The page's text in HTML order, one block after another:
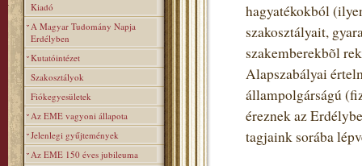
Kiadó
A Magyar Tudomány Napja
Erdélyben
Kutatóintézet
Szakosztályok
Fiókegyesületek
Az EME vagyoni állapota
Jelenlegi gyűjtemények
Az EME 150 éves jubileuma
hagyatékokból
szakosztályait,
szakemberekbõl
Alapszabályai
állampolgárságú
éreznek az
tagjaink sorába